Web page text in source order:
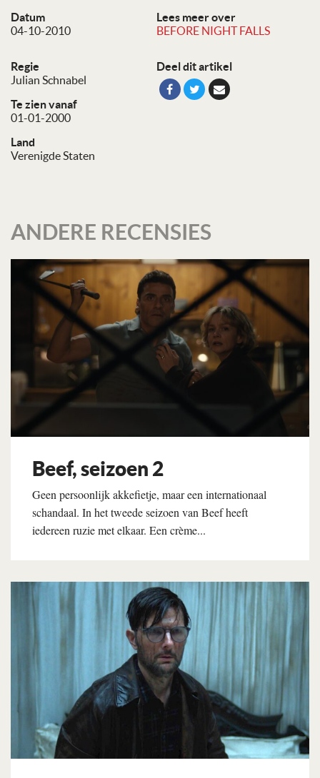
Datum
04-10-2010
Lees meer over
BEFORE NIGHT FALLS
Regie
Julian Schnabel
Te zien vanaf
01-01-2000
Land
Verenigde Staten
Deel dit artikel
ANDERE RECENSIES
Beef, seizoen 2
Geen persoonlijk akkefietje, maar een internationaal
schandaal. In het tweede seizoen van Beef heeft
iedereen ruzie met elkaar. Een crème...
Lees verder